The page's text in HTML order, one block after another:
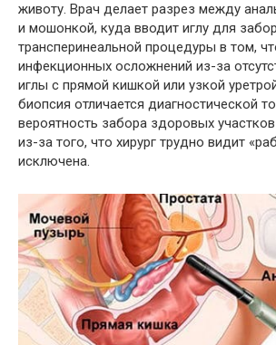
животу. Врач делает разрез между
и мошонкой, куда вводит иглу для
трансперинеальной процедуры в том,
инфекционных осложнений из-за
иглы с прямой кишкой или узкой
биопсия отличается диагностической
вероятность забора здоровых
из-за того, что хирург трудно видит
исключена.